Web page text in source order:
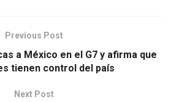
Previous Post
a México en el G7 y afirma que
tienen control del país
Next Post